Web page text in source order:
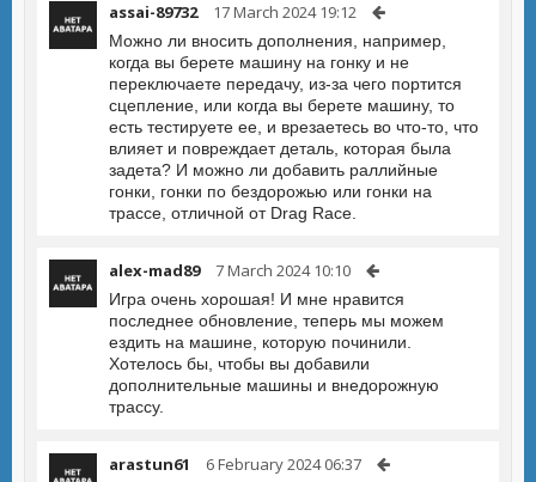
assai-89732 17 March 2024 19:12
Можно ли вносить дополнения, например,
когда вы берете машину на гонку и не
переключаете передачу, из-за чего портится
сцепление, или когда вы берете машину, то
есть тестируете ее, и врезаетесь во что-то, что
влияет и повреждает деталь, которая была
задета? И можно ли добавить раллийные
гонки, гонки по бездорожью или гонки на
трассе, отличной от Drag Race.
alex-mad89 7 March 2024 10:10
Игра очень хорошая! И мне нравится
последнее обновление, теперь мы можем
ездить на машине, которую починили.
Хотелось бы, чтобы вы добавили
дополнительные машины и внедорожную
трассу.
arastun61 6 February 2024 06:37